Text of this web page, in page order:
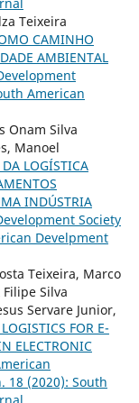
Teixeira
CAMINHO
AMBIENTAL
American
Onam Silva
Manoel
LOGÍSTICA
INDÚSTRIA
Society
Develpment
Teixeira, Marco
Silva
Servare Junior,
FOR E-
ELECTRONIC
18 (2020): South